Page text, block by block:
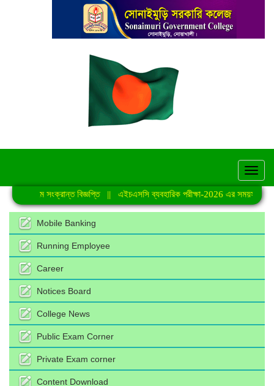
কার্যক্রমে সংক্রান্ত বিজ্ঞপ্তি||এইচএসসি ব্যবহারিক পরীক্ষা-2026 এর সময়সূচি ||
Mobile Banking
Running Employee
Career
Notices Board
College News
Public Exam Corner
Private Exam corner
Content Download